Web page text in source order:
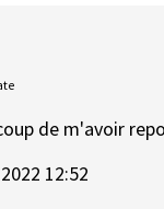
de m'avoir
12:52